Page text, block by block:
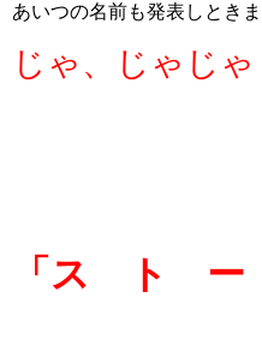
あいつの名前も発表しときま
じゃ、じゃじゃ
「ス ト ー